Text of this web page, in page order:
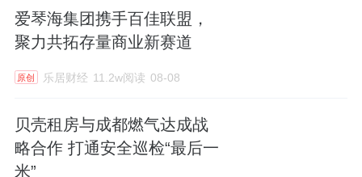
爱琴海集团携手百佳联盟，
聚力共拓存量商业新赛道
原创 乐居财经 11.2w阅读 08-08
贝壳租房与成都燃气达成战
略合作 打通安全巡检“最后一
米”